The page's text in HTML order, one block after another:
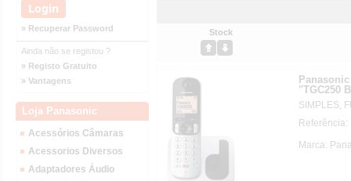
» Recuperar Password
Ainda não se registou ?
» Registo Gratuito
» Vantagens
Loja Panasonic
Acessórios Câmaras
Acessorios Diversos
Adaptadores Áudio
Stock
"TGC250
SIMPLES,
Referência:
Marca: